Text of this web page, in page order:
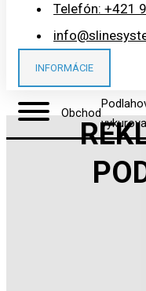
Telefón: +421
INFORMÁCIE
Obchod